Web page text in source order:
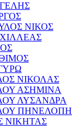
ΝΙΚΟΣ
ΝΙΚΟΛΑΣ
ΑΣΗΜΙΝΑ
ΛΥΣΑΝΔΡΑ
ΠΗΝΕΛΟΠΗ
ΝΙΚΗΤΑΣ